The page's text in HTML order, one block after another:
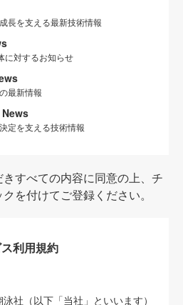
長を支える最新技術情報
に対するお知らせ
最新情報
定を支える技術情報
すべての内容に同意の上、チ
を付けてご登録ください。
利用規約
社（以下「当社」といいます）